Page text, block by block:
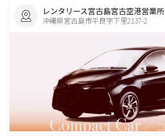
レンタリース宮古島宮古空港営業所
沖縄県宮古島市平良字下里2137-2